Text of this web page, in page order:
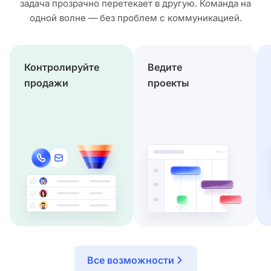
задача прозрачно перетекает в другую. Команда на
одной волне — без проблем с коммуникацией.
Контролируйте
продажи
Ведите
проекты
Все возможности